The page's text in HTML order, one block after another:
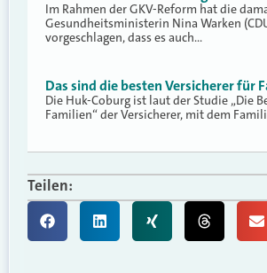
Im Rahmen der GKV-Reform hat die
Gesundheitsministerin Nina Warken
vorgeschlagen, dass es auch…
Das sind die besten Versicherer für
Die Huk-Coburg ist laut der Studie „Die
Familien“ der Versicherer, mit dem
Teilen: